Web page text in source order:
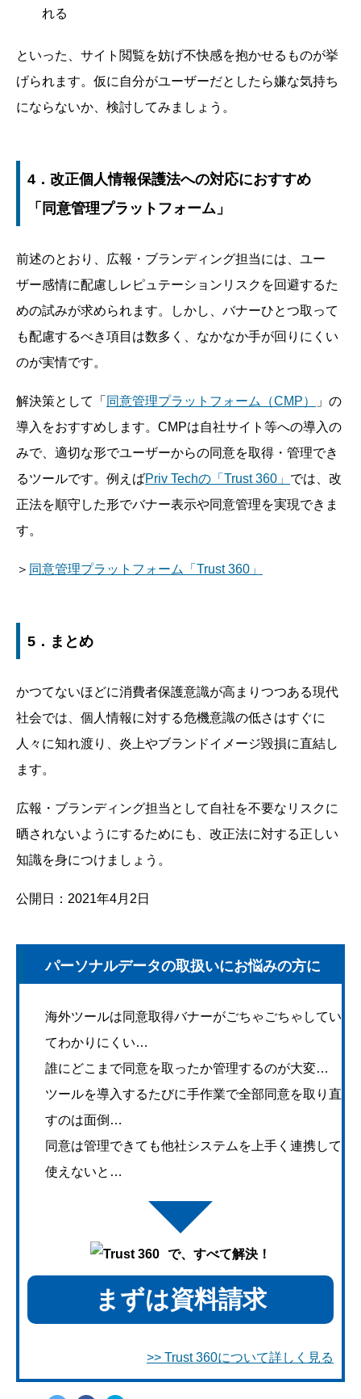
れる
といった、サイト閲覧を妨げ不快感を抱かせるものが挙
げられます。仮に自分がユーザーだとしたら嫌な気持ち
にならないか、検討してみましょう。
4．改正個人情報保護法への対応におすすめ
「同意管理プラットフォーム」
前述のとおり、広報・ブランディング担当には、ユー
ザー感情に配慮しレピュテーションリスクを回避するた
めの試みが求められます。しかし、バナーひとつ取って
も配慮するべき項目は数多く、なかなか手が回りにくい
のが実情です。
解決策として「 同意管理プラットフォーム（CMP）
」の
導入をおすすめします。CMPは自社サイト等への導入の
みで、適切な形でユーザーからの同意を取得・管理でき
るツールです。例えばPriv Techの「Trust 360」 では、改
正法を順守した形でバナー表示や同意管理を実現できま
す。
＞ 同意管理プラットフォーム「Trust 360」
5．まとめ
かつてないほどに消費者保護意識が高まりつつある現代
社会では、個人情報に対する危機意識の低さはすぐに
人々に知れ渡り、炎上やブランドイメージ毀損に直結し
ます。
広報・ブランディング担当として自社を不要なリスクに
晒されないようにするためにも、改正法に対する正しい
知識を身につけましょう。
公開日：2021年4月2日
パーソナルデータの取扱いにお悩みの方に
海外ツールは同意取得バナーがごちゃごちゃしてい
てわかりにくい…
誰にどこまで同意を取ったか管理するのが大変…
ツールを導入するたびに手作業で全部同意を取り直
すのは面倒…
同意は管理できても他社システムを上手く連携して
使えないと…
で、すべて解決！
まずは資料請求
>> Trust 360について詳しく見る